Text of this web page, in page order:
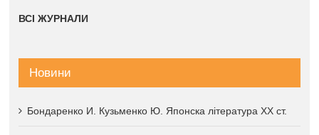
ВСІ ЖУРНАЛИ
Новини
Бондаренко И. Кузьменко Ю. Японска література XX ст.